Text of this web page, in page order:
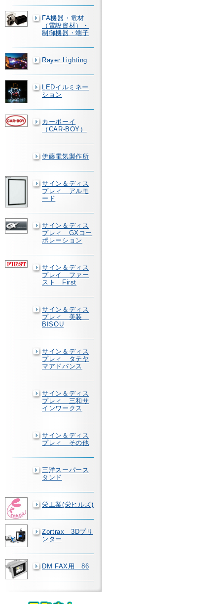
FA機器・電材
（電設資材）・
制御機器・端子
Rayer Lighting
LEDイルミネー
ション
カーボーイ
（CAR-BOY）
伊藤電気製作所
サイン＆ディス
プレィ アルモ
ード
サイン＆ディス
プレィ GXコー
ポレーション
サイン＆ディス
プレイ ファー
スト First
サイン＆ディス
プレィ 美装
BISOU
サイン＆ディス
プレィ タテヤ
マアドバンス
サイン＆ディス
プレィ 三和サ
インワークス
サイン＆ディス
プレィ その他
三洋スーパース
タンド
栄工業(栄ヒルズ)
Zortrax 3Dプリ
ンター
DM FAX用 86